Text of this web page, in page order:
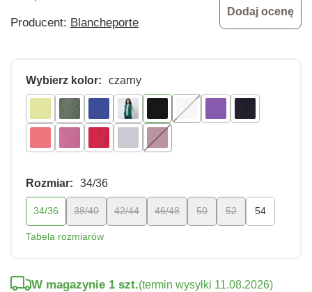
Producent: Blancheporte
Dodaj ocenę
Wybierz kolor: czarny
Rozmiar: 34/36
34/36 38/40 42/44 46/48 50 52 54
Tabela rozmiarów
W magazynie 1 szt.(termin wysyłki 11.08.2026)